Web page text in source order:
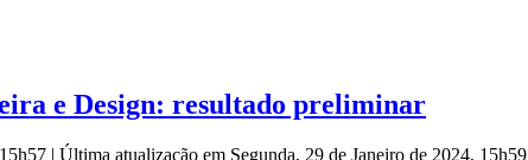
e Design: resultado preliminar
| Última atualização em Segunda, 29 de Janeiro de 2024, 15h59